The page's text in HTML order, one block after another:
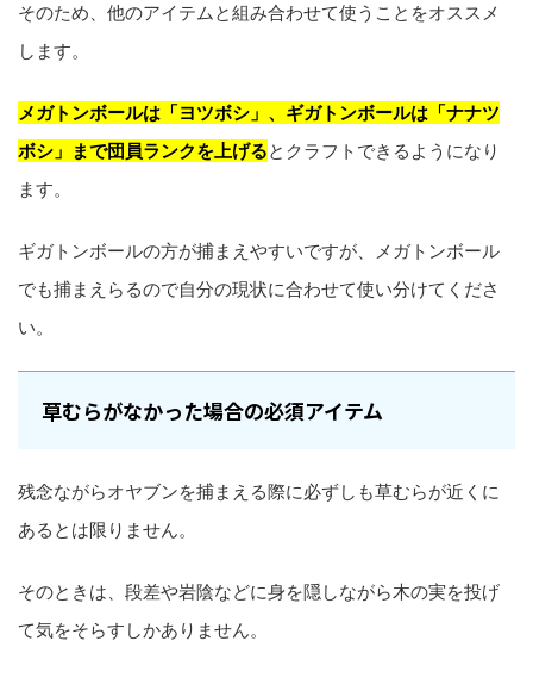
そのため、他のアイテムと組み合わせて使うことをオススメ
します。
メガトンボールは「ヨツボシ」、ギガトンボールは「ナナツ
ボシ」まで団員ランクを上げるとクラフトできるようになり
ます。
ギガトンボールの方が捕まえやすいですが、メガトンボール
でも捕まえらるので自分の現状に合わせて使い分けてくださ
い。
草むらがなかった場合の必須アイテム
残念ながらオヤブンを捕まえる際に必ずしも草むらが近くに
あるとは限りません。
そのときは、段差や岩陰などに身を隠しながら木の実を投げ
て気をそらすしかありません。